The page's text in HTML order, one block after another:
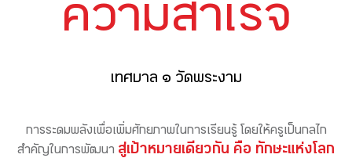
ความสำเร็จ
เทศบาล ๑ วัดพระงาม
การระดมพลังเพื่อเพิ่มศักยภาพในการเรียนรู้ โดยให้ครูเป็นกลไก
สำคัญในการพัฒนา สู่เป้าหมายเดียวกัน คือ ทักษะแห่งโลก